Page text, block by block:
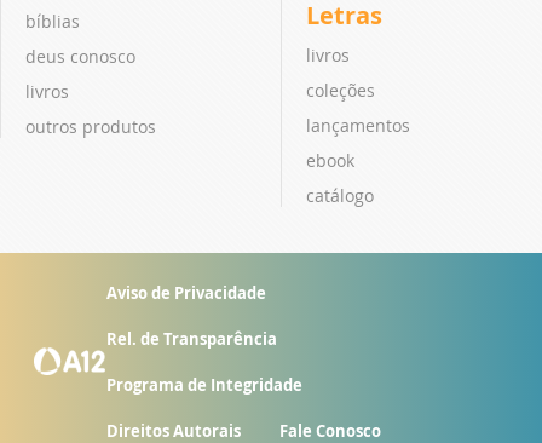
bíblias
deus conosco
livros
outros produtos
Letras
livros
coleções
lançamentos
ebook
catálogo
Aviso de Privacidade
Rel. de Transparência
Programa de Integridade
Direitos Autorais Fale Conosco